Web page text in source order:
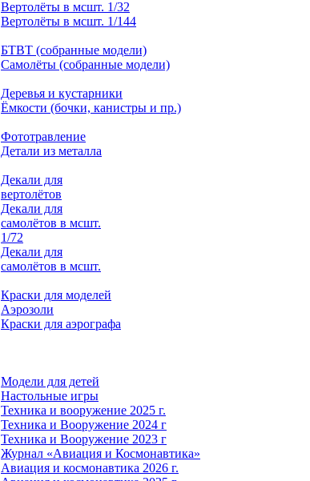
Вертолёты в мсшт. 1/32
Вертолёты в мсшт. 1/144
БТВТ (собранные модели)
Самолёты (собранные модели)
Деревья и кустарники
Ёмкости (бочки, канистры и пр.)
Фототравление
Детали из металла
Декали для
вертолётов
Декали для
самолётов в мсшт.
1/72
Декали для
самолётов в мсшт.
Краски для моделей
Аэрозоли
Краски для аэрографа
Модели для детей
Настольные игры
Техника и вооружение 2025 г.
Техника и Вооружение 2024 г
Техника и Вооружение 2023 г
Журнал «Авиация и Космонавтика»
Авиация и космонавтика 2026 г.